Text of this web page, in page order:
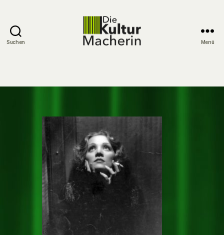
Suchen Menü